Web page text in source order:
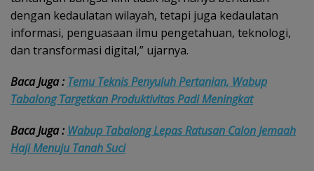
dengan kedaulatan wilayah, tetapi juga kedaulatan
informasi, penguasaan ilmu pengetahuan, teknologi,
dan transformasi digital,” ujarnya.
Baca Juga : Temu Teknis Penyuluh Pertanian, Wabup
Tabalong Targetkan Produktivitas Padi Meningkat
Baca Juga : Wabup Tabalong Lepas Ratusan Calon Jemaah
Haji Menuju Tanah Suci